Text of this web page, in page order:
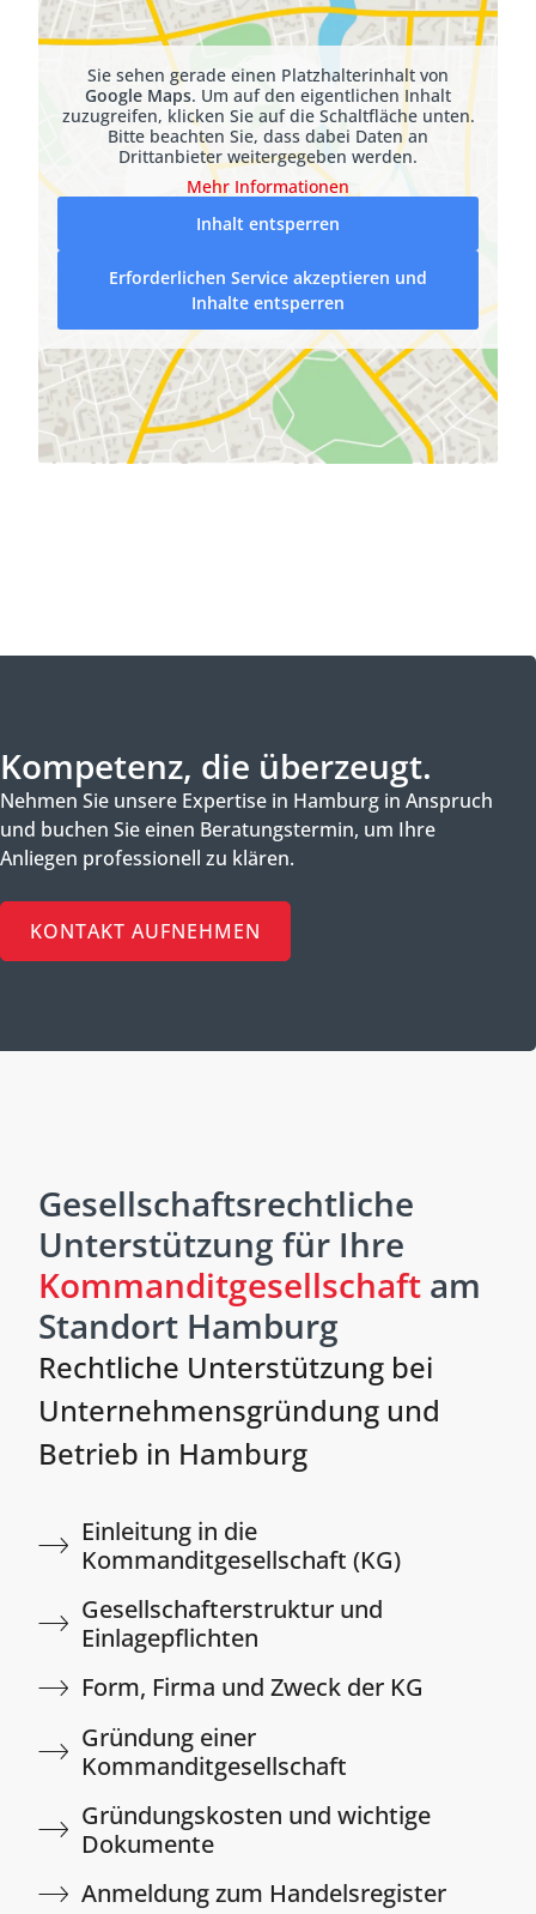
Sie sehen gerade einen Platzhalterinhalt von
Google Maps. Um auf den eigentlichen Inhalt
zuzugreifen, klicken Sie auf die Schaltfläche unten.
Bitte beachten Sie, dass dabei Daten an
Drittanbieter weitergegeben werden.
Mehr Informationen
Inhalt entsperren
Erforderlichen Service akzeptieren und
Inhalte entsperren
Kompetenz, die überzeugt.
Nehmen Sie unsere Expertise in Hamburg in Anspruch
und buchen Sie einen Beratungstermin, um Ihre
Anliegen professionell zu klären.
KONTAKT AUFNEHMEN
Gesellschaftsrechtliche
Unterstützung für Ihre
Kommanditgesellschaft am
Standort Hamburg
Rechtliche Unterstützung bei
Unternehmensgründung und
Betrieb in Hamburg
Einleitung in die
Kommanditgesellschaft (KG)​
Gesellschafterstruktur und
Einlagepflichten​
Form, Firma und Zweck der KG​
Gründung einer
Kommanditgesellschaft
Gründungskosten und wichtige
Dokumente​
Anmeldung zum Handelsregister​